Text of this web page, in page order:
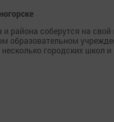
района соберутся на
образовательном
городских школ